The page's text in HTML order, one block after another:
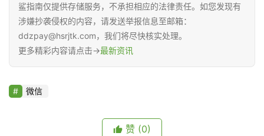
鲨指南仅提供存储服务，不承担相应的法律责任。如您发现有
涉嫌抄袭侵权的内容，请发送举报信息至邮箱：
ddzpay@hsrjtk.com，我们将尽快核实处理。
更多精彩内容请点击→最新资讯
微信
赞 (0)